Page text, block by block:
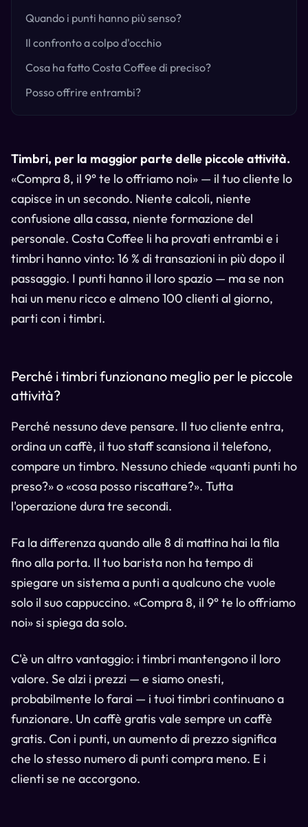
Quando i punti hanno più senso?
Il confronto a colpo d'occhio
Cosa ha fatto Costa Coffee di preciso?
Posso offrire entrambi?
Timbri, per la maggior parte delle piccole attività.
«Compra 8, il 9° te lo offriamo noi» — il tuo cliente lo
capisce in un secondo. Niente calcoli, niente
confusione alla cassa, niente formazione del
personale. Costa Coffee li ha provati entrambi e i
timbri hanno vinto: 16 % di transazioni in più dopo il
passaggio. I punti hanno il loro spazio — ma se non
hai un menu ricco e almeno 100 clienti al giorno,
parti con i timbri.
Perché i timbri funzionano meglio per le piccole
attività?
Perché nessuno deve pensare. Il tuo cliente entra,
ordina un caffè, il tuo staff scansiona il telefono,
compare un timbro. Nessuno chiede «quanti punti ho
preso?» o «cosa posso riscattare?». Tutta
l'operazione dura tre secondi.
Fa la differenza quando alle 8 di mattina hai la fila
fino alla porta. Il tuo barista non ha tempo di
spiegare un sistema a punti a qualcuno che vuole
solo il suo cappuccino. «Compra 8, il 9° te lo offriamo
noi» si spiega da solo.
C'è un altro vantaggio: i timbri mantengono il loro
valore. Se alzi i prezzi — e siamo onesti,
probabilmente lo farai — i tuoi timbri continuano a
funzionare. Un caffè gratis vale sempre un caffè
gratis. Con i punti, un aumento di prezzo significa
che lo stesso numero di punti compra meno. E i
clienti se ne accorgono.